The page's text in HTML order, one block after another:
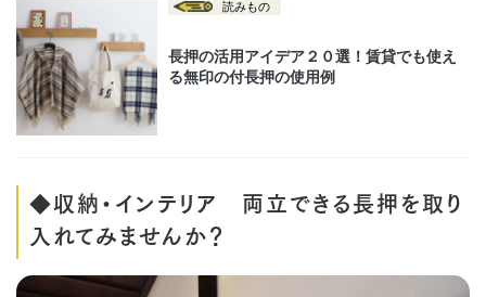
◆収納・インテリア 両立できる長押を取り
入れてみませんか？